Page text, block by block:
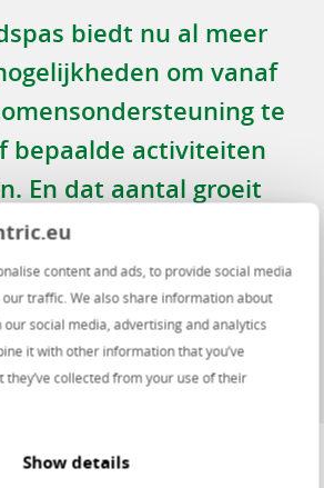
content and ads, to provide social media
traffic. We also share information about
social media, advertising and analytics
it with other information that you’ve
collected from your use of their
Show details
biedt nu al meer
om vanaf
te
bepaalde activiteiten
En dat aantal groeit
Sander Meinders
Manager - Data &